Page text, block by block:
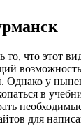
то, что этот
Однако у
в
для